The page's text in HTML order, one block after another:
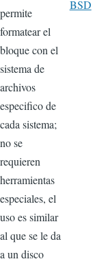
permite
formatear el
bloque con el
sistema de
archivos
especifico de
cada sistema;
no se
requieren
herramientas
especiales, el
uso es similar
al que se le da
a un disco
BSD